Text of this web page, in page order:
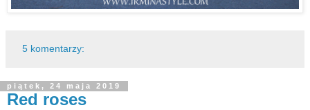
5 komentarzy:
piątek, 24 maja 2019
Red roses